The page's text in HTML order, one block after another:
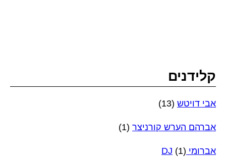
קלידנים
אבי דויטש (13)
אברהם הערש קורניצר (1)
אברומי DJ (1)